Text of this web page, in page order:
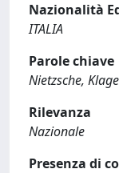
Nazionalità
ITALIA
Parole chiave
Nietzsche,
Rilevanza
Nazionale
Presenza di